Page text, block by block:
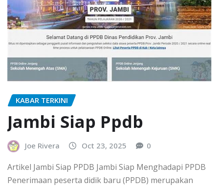
KABAR TERKINI
Jambi Siap Ppdb
Joe Rivera Oct 23, 2025 0
Artikel Jambi Siap PPDB Jambi Siap Menghadapi PPDB
Penerimaan peserta didik baru (PPDB) merupakan